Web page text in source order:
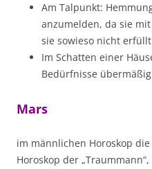
Am Talpunkt:
anzumelden, da sie
sie sowieso nicht
Im Schatten einer
Bedürfnisse
Mars
im männlichen Horoskop
Horoskop der